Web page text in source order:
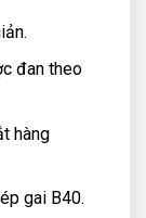
đan theo
hàng
gai B40.